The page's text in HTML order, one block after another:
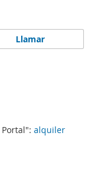
alquiler
Llamar